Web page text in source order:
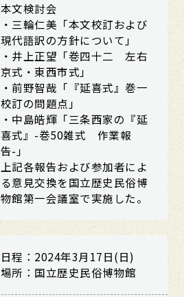
本文検討会
・三輪仁美「本文校訂および
現代語訳の方針について」
・井上正望「巻四十二 左右
京式・東西市式」
・前野智哉「『延喜式』巻一
校訂の問題点」
・中島皓輝「三条西家の『延
喜式』-巻50雑式 作業報
告-」
上記各報告および参加者によ
る意見交換を国立歴史民俗博
物館第一会議室で実施した。
日程：2024年3月17日(日)
場所：国立歴史民俗博物館